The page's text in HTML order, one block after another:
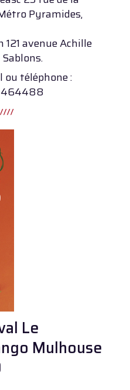
Pyramides,
121 avenue Achille
téléphone :
Le
Mulhouse